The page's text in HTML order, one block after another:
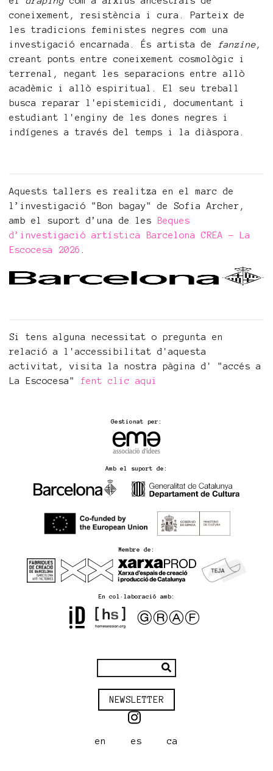
coneixement, resistència i cura. Parteix de
les tradicions feministes negres com una
investigació encarnada. És artista de
fanzine,
creant ponts entre coneixement cosmològic i
terrenal, negant les separacions entre allò
acadèmic i allò espiritual. El seu treball
busca reparar l'epistemicidi, documentant i
estudiant l'enginy de les dones negres i
indígenes a través del temps i la diàspora.
Aquests tallers es realitza en el marc de
l’investigació "Bon bagay" de Sofia Archer,
amb el suport d’una de les
Beques
d’investigació artística Barcelona CREA - La
Escocesa 2026
Si tens alguna necessitat o pregunta en
relació a l'accessibilitat d'aquesta
activitat, visita la nostra pàgina d' "accés a
La Escocesa" fent clic aqui
Gestionat per:
Amb el suport de:
Membre de:
En col·laboració amb:
NEWSLETTER
en es ca